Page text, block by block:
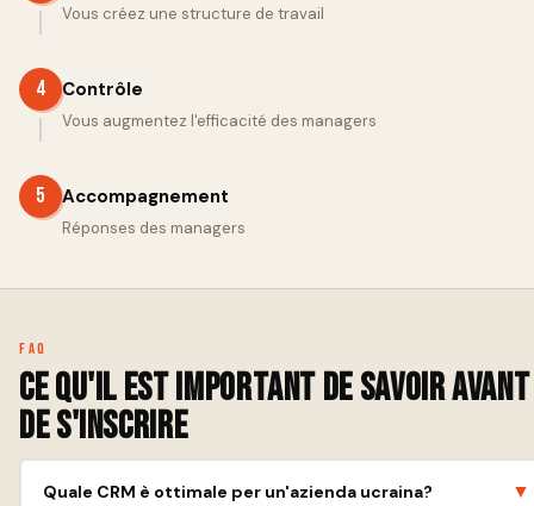
Vous créez une structure de travail
4 Contrôle
Vous augmentez l'efficacité des managers
5 Accompagnement
Réponses des managers
FAQ
Ce qu'il est important de savoir avant
de s'inscrire
Quale CRM è ottimale per un'azienda ucraina? ▼